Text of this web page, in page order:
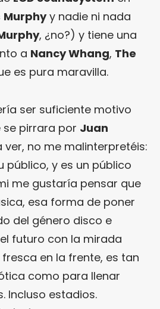
Murphyy nadie ni nada
, ¿no?) y tiene una
a Nancy Whang, The
es pura maravilla.
ser suficiente motivo
pirrara por Juan
ver, no me malinterpretéis:
público, y es un público
me gustaría pensar que
esa forma de poner
del género disco e
futuro con la mirada
en la frente, es tan
como para llenar
Incluso estadios.